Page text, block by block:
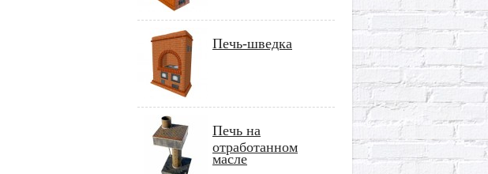
Печь-шведка
Печь на
отработанном
масле